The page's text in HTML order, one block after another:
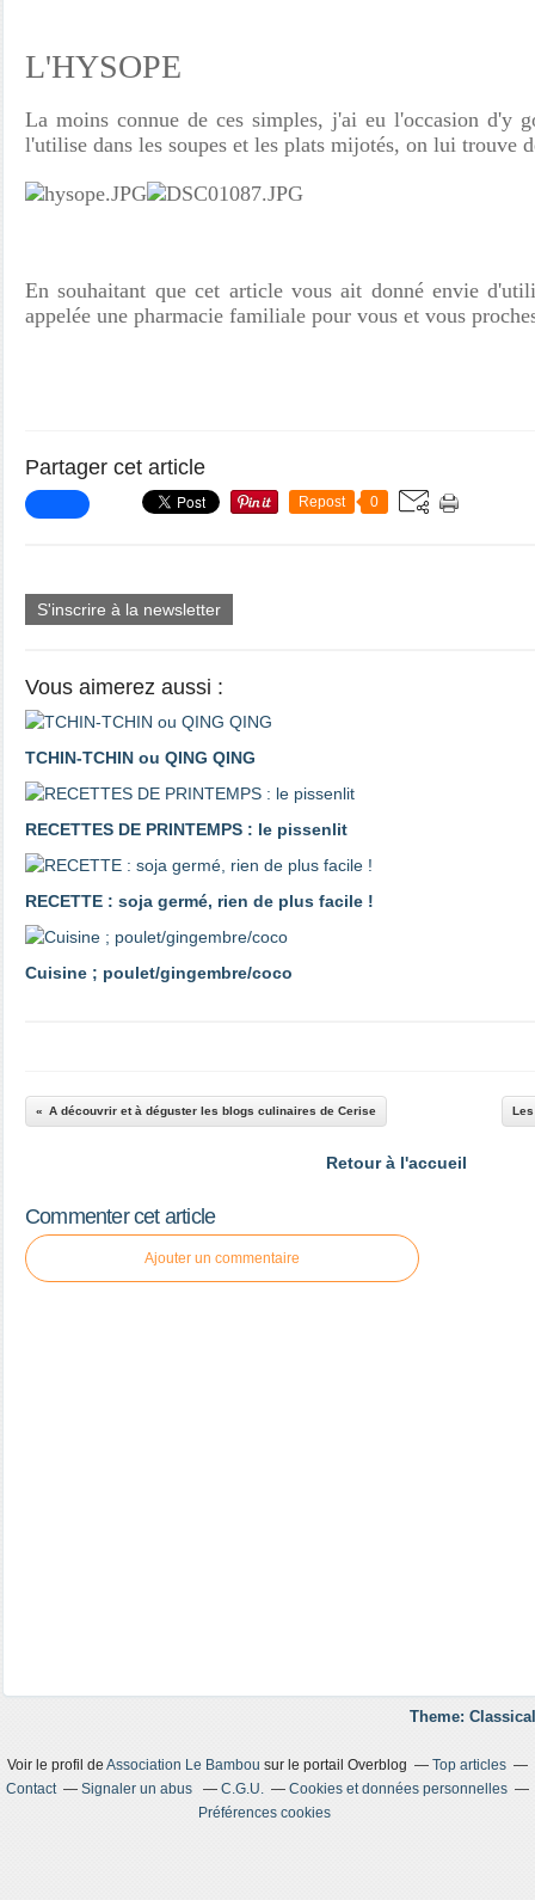
L'HYSOPE
La moins connue de ces simples, j'ai eu l'occasion d'y
l'utilise dans les soupes et les plats mijotés, on lui trouve
En souhaitant que cet article vous ait donné envie
appelée une pharmacie familiale pour vous et vous
Partager cet article
Repost 0
S'inscrire à la newsletter
Vous aimerez aussi :
TCHIN-TCHIN ou QING QING
RECETTES DE PRINTEMPS : le pissenlit
RECETTE : soja germé, rien de plus facile !
Cuisine ; poulet/gingembre/coco
A découvrir et à déguster les blogs culinaires de Cerise
Retour à l'accueil
Commenter cet article
Ajouter un commentaire
Theme:
Voir le profil de Association Le Bambou sur le portail Overblog
Top articles
Contact
Signaler un abus C.G.U.
Cookies et données personnelles
Préférences cookies